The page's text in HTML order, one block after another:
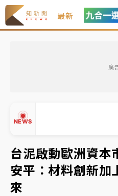
最新
廣
NEWS
中信慈善基金會想增加董事
駁 理由曝光
故宮《龍藏經》特展第2檔
周六起展出延長至晚上7時
台東農業處長涉圖利渡假
押庭
▲
▼
台泥啟動歐洲資
安平：材料創新加
來